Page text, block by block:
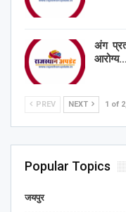
अंग
आरोग्य…
PREV NEXT 1 of
Popular Topics
जयपुर